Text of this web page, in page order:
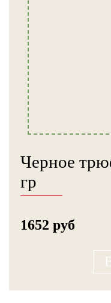
Черное
гр
1652 руб